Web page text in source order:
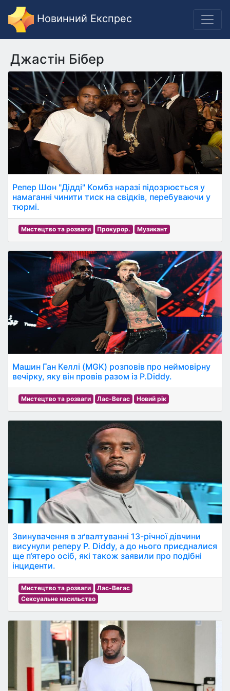
Новинний Експрес
Джастін Бібер
Репер Шон "Дідді" Комбз наразі підозрюється у
намаганні чинити тиск на свідків, перебуваючи у
тюрмі.
Мистецтво та розваги Прокурор. Музикант
Машин Ган Келлі (MGK) розповів про неймовірну
вечірку, яку він провів разом із P.Diddy.
Мистецтво та розваги Лас-Вегас Новий рік
Звинувачення в зґвалтуванні 13-річної дівчини
висунули реперу P. Diddy, а до нього приєдналися
ще п’ятеро осіб, які також заявили про подібні
інциденти.
Мистецтво та розваги
Лас-Вегас
Сексуальне насильство